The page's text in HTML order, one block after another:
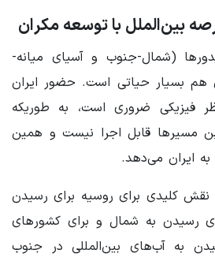
بین‌الملل با توسعه مکران
(شمال-جنوب و آسیای میانه-
هم بسیار حیاتی است. حضور ایران
فیزیکی ضروری است، به طوریکه
این مسیرها قابل اجرا نیست و همین
ایران می‌دهد.
نقش کلیدی برای روسیه برای رسیدن
رسیدن به شمال و برای کشورهای
به آب‌های بین‌المللی در جنوب